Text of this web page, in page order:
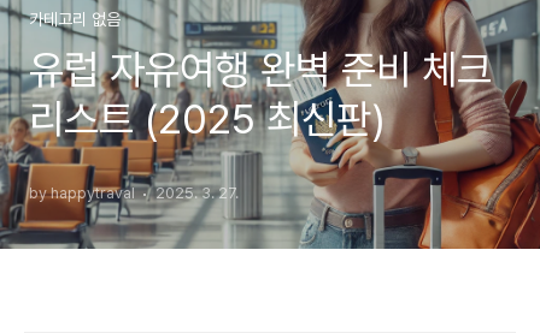
카테고리 없음
유럽 자유여행 완벽 준비 체크
리스트 (2025 최신판)
by happytraval 2025. 3. 27.